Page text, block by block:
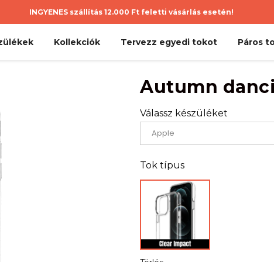
INGYENES szállítás 12.000 Ft feletti vásárlás esetén!
Kollekciók Tervezz egyedi tokot Páros
Autumn
Válassz készüléket
Tok típus